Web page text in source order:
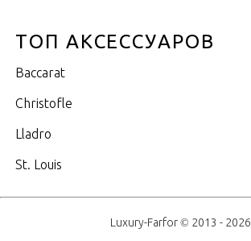
ТОП АКСЕССУАРОВ
Baccarat
Christofle
Lladro
St. Louis
Luxury-Farfor © 2013 - 2026